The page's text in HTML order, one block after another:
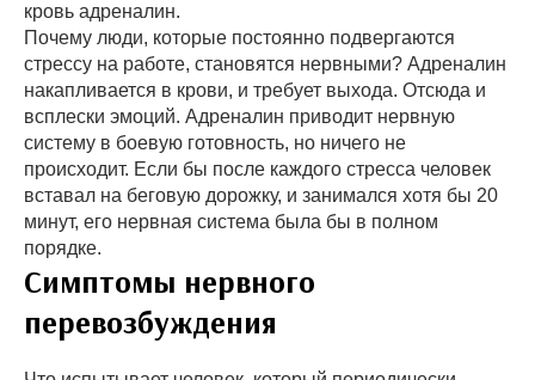
кровь адреналин.
Почему люди, которые постоянно подвергаются
стрессу на работе, становятся нервными? Адреналин
накапливается в крови, и требует выхода. Отсюда и
всплески эмоций. Адреналин приводит нервную
систему в боевую готовность, но ничего не
происходит. Если бы после каждого стресса человек
вставал на беговую дорожку, и занимался хотя бы 20
минут, его нервная система была бы в полном
порядке.
Симптомы нервного
перевозбуждения